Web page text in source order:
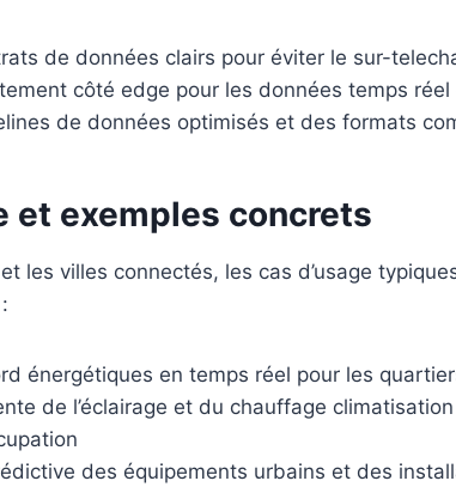
de données clairs pour éviter le sur-
côté edge pour les données temps
de données optimisés et des formats
et exemples concrets
les villes connectés, les cas d’usage
énergétiques en temps réel pour les
de l’éclairage et du chauffage
des équipements urbains et des